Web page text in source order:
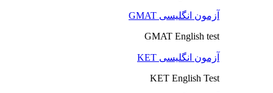
آزمون انگلیسی GMAT
GMAT English test
آزمون انگلیسی KET
KET English Test